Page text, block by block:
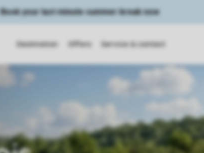
Book your last minute summer break now
Destination Offers Service & contact